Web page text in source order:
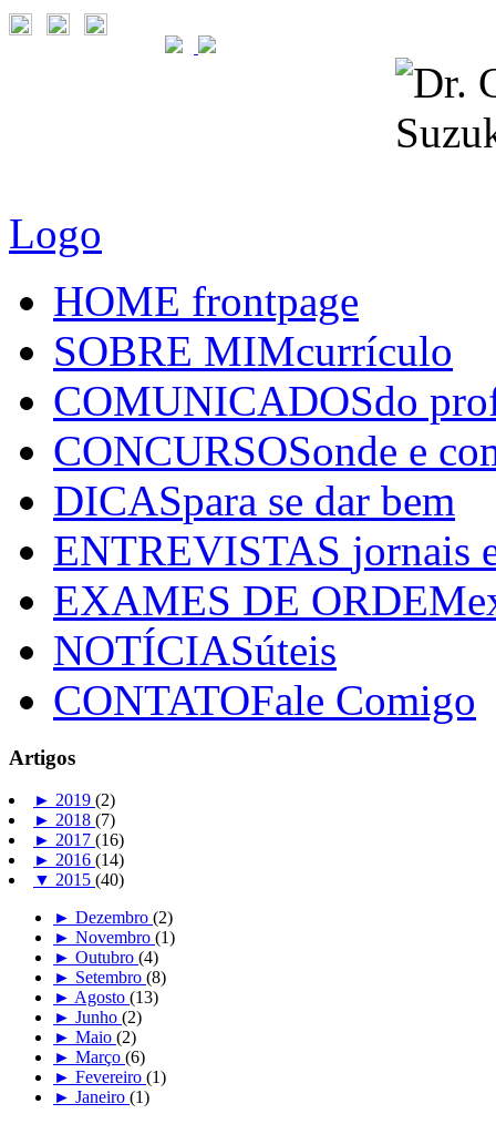
Logo
HOME frontpage
SOBRE MIMcurrículo
COMUNICADOSdo
CONCURSOSonde e
DICASpara se dar bem
ENTREVISTAS jornais
EXAMES DE ORDEM
NOTÍCIASúteis
CONTATOFale Comigo
Artigos
► 2019 (2)
► 2018 (7)
► 2017 (16)
► 2016 (14)
▼ 2015 (40)
► Dezembro (2)
► Novembro (1)
► Outubro (4)
► Setembro (8)
► Agosto (13)
► Junho (2)
► Maio (2)
► Março (6)
► Fevereiro (1)
► Janeiro (1)